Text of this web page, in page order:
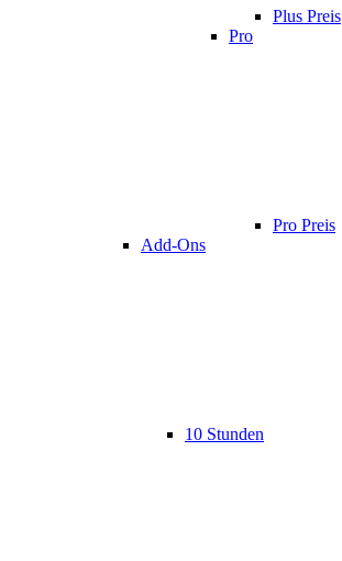
Plus Preis
Pro
Pro Preis
Add-Ons
10 Stunden